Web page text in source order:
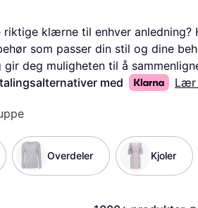
Betal i 3
Betal innen
Finansiering
Vipps
kicks.no
klærne til enhver anledning?
som passer din stil og dine
gir deg muligheten til å
gjør det enkelt for deg å sortere
for å få innsikt i
for at du har all
dine nye favoritter og få
her
med Lær
Overdeler Kjoler